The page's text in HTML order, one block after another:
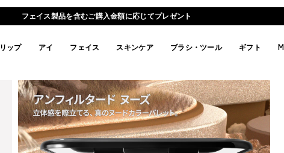
フェイス製品を含むご購入金額に応じてプレゼント
リップ アイ フェイス スキンケア ブラシ・ツール ギフト